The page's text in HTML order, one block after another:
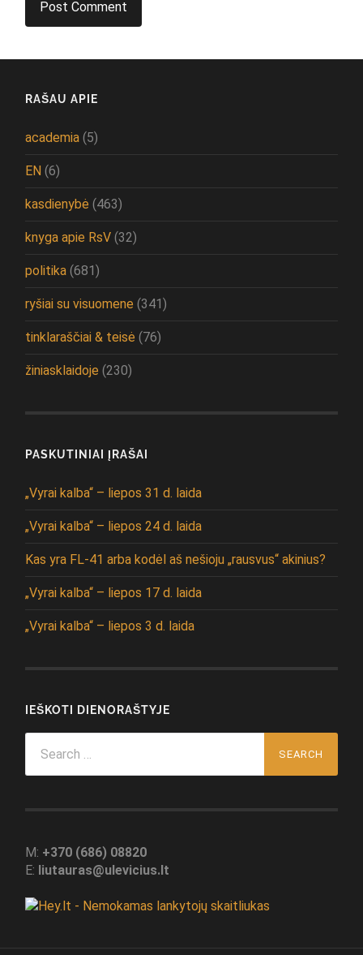
RAŠAU APIE
academia (5)
EN (6)
kasdienybė (463)
knyga apie RsV (32)
politika (681)
ryšiai su visuomene (341)
tinklaraščiai & teisė (76)
žiniasklaidoje (230)
PASKUTINIAI ĮRAŠAI
„Vyrai kalba“ – liepos 31 d. laida
„Vyrai kalba“ – liepos 24 d. laida
Kas yra FL-41 arba kodėl aš nešioju „rausvus“ akinius?
„Vyrai kalba“ – liepos 17 d. laida
„Vyrai kalba“ – liepos 3 d. laida
IEŠKOTI DIENORAŠTYJE
for:
M: +370 (686) 08820
E: liutauras@ulevicius.lt